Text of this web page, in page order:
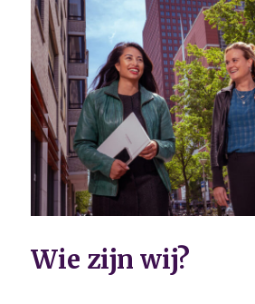
Wie zijn wij?